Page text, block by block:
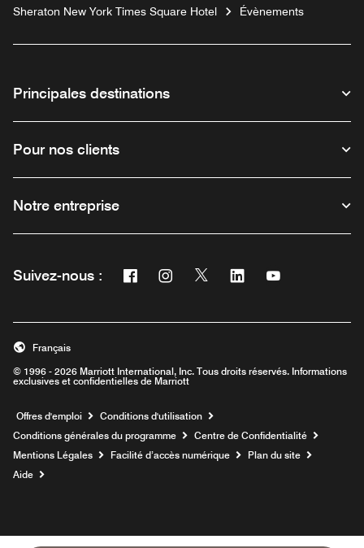
Sheraton New York Times Square Hotel Évènements
Principales destinations
Pour nos clients
Notre entreprise
Suivez-nous : Facebook
Ouvre une nouvelle fenêtre
Instagram
Ouvre une nouvelle fenêtre
Twitter
Ouvre une nouvelle fenêtre
Linkedin
Ouvre une nouvelle
Ouvre une
© 1996 - 2026 Marriott International, Inc. Tous droits réservés. Informations
exclusives et confidentielles de Marriott
Français
Offres d'emploi Ouvre une nouvelle fenêtre
Conditions d'utilisation
Conditions générales du programme
Centre de Confidentialité
Mentions Légales
Facilité d’accès numérique
Plan du site
Aide